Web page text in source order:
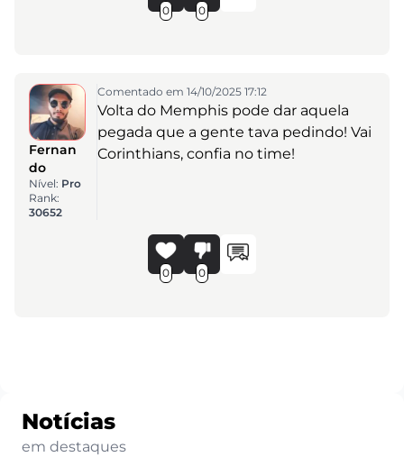
0 0
Fernan
do
Nível: Pro
Rank:
30652
Comentado em 14/10/2025 17:12
Volta do Memphis pode dar aquela
pegada que a gente tava pedindo! Vai
Corinthians, confia no time!
0 0
Notícias
em destaques